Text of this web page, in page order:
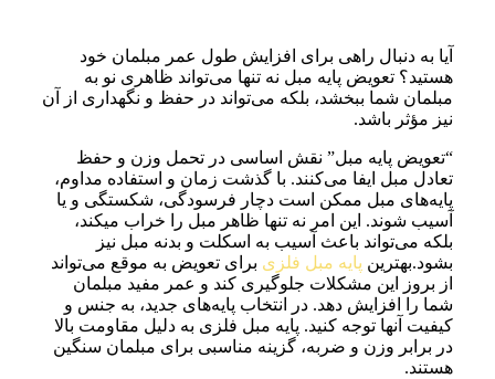
آیا به دنبال راهی برای افزایش طول عمر مبلمان خود
هستید؟ تعویض پایه مبل نه تنها می‌تواند ظاهری نو به
مبلمان شما ببخشد، بلکه می‌تواند در حفظ و نگهداری از آن
نیز مؤثر باشد.
“تعویض پایه‌ مبل” نقش اساسی در تحمل وزن و حفظ
تعادل مبل ایفا می‌کنند. با گذشت زمان و استفاده مداوم،
پایه‌های مبل ممکن است دچار فرسودگی، شکستگی و یا
آسیب شوند. این امر نه تنها ظاهر مبل را خراب میکند،
بلکه می‌تواند باعث آسیب به اسکلت و بدنه مبل نیز
بشود.بهترین پایه مبل فلزی برای تعویض به موقع می‌تواند
از بروز این مشکلات جلوگیری کند و عمر مفید مبلمان
شما را افزایش دهد. در انتخاب پایه‌های جدید، به جنس و
کیفیت آنها توجه کنید. پایه مبل فلزی به دلیل مقاومت بالا
در برابر وزن و ضربه، گزینه مناسبی برای مبلمان سنگین
هستند.